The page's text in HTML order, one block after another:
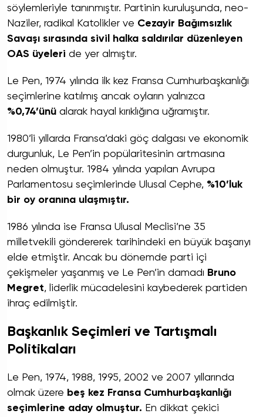
söylemleriyle tanınmıştır. Partinin kuruluşunda, neo-
Naziler, radikal Katolikler ve Cezayir Bağımsızlık
Savaşı sırasında sivil halka saldırılar düzenleyen
OAS üyeleri de yer almıştır.
Le Pen, 1974 yılında ilk kez Fransa Cumhurbaşkanlığı
seçimlerine katılmış ancak oyların yalnızca
%0,74’ünü alarak hayal kırıklığına uğramıştır.
1980’li yıllarda Fransa’daki göç dalgası ve ekonomik
durgunluk, Le Pen’in popülaritesinin artmasına
neden olmuştur. 1984 yılında yapılan Avrupa
Parlamentosu seçimlerinde Ulusal Cephe, %10’luk
bir oy oranına ulaşmıştır.
1986 yılında ise Fransa Ulusal Meclisi’ne 35
milletvekili göndererek tarihindeki en büyük başarıyı
elde etmiştir. Ancak bu dönemde parti içi
çekişmeler yaşanmış ve Le Pen’in damadı Bruno
Megret, liderlik mücadelesini kaybederek partiden
ihraç edilmiştir.
Başkanlık Seçimleri ve Tartışmalı
Politikaları
Le Pen, 1974, 1988, 1995, 2002 ve 2007 yıllarında
olmak üzere beş kez Fransa Cumhurbaşkanlığı
seçimlerine aday olmuştur. En dikkat çekici